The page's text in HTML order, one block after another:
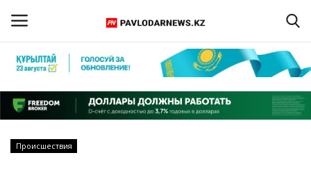
Регистрация
Главная
Происшествия